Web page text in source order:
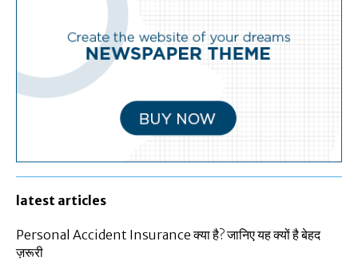
latest articles
Personal Accident Insurance क्या है? जानिए यह क्यों है बेहद
ज़रूरी